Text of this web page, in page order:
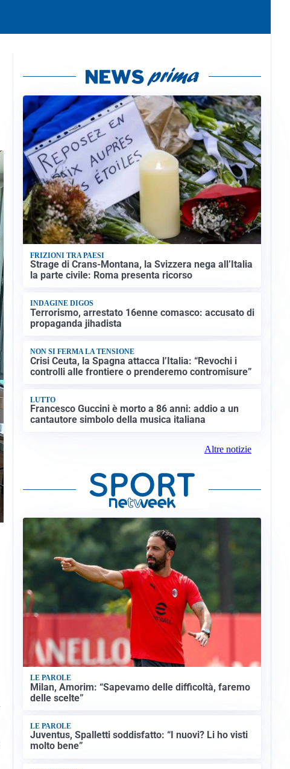
FRIZIONI TRA PAESI
Strage di Crans-Montana, la Svizzera nega all’Italia
la parte civile: Roma presenta ricorso
INDAGINE DIGOS
Terrorismo, arrestato 16enne comasco: accusato di
propaganda jihadista
NON SI FERMA LA TENSIONE
Crisi Ceuta, la Spagna attacca l’Italia: “Revochi i
controlli alle frontiere o prenderemo contromisure”
LUTTO
Francesco Guccini è morto a 86 anni: addio a un
cantautore simbolo della musica italiana
Altre notizie
LE PAROLE
Milan, Amorim: “Sapevamo delle difficoltà, faremo
delle scelte”
LE PAROLE
Juventus, Spalletti soddisfatto: “I nuovi? Li ho visti
molto bene”